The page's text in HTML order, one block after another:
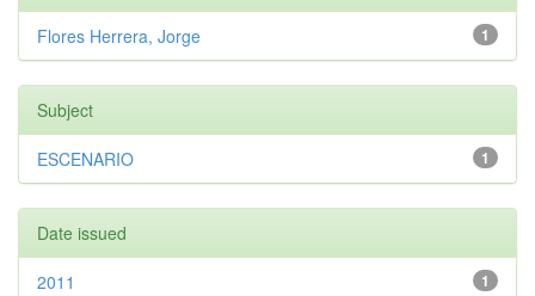
1
Flores Herrera, Jorge
Subject
1
ESCENARIO
Date issued
1
2011